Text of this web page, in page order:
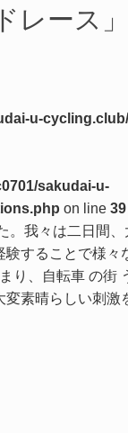
レース」
u-
sakudai-u-
on line 39
我々は二日間、
することで様々
り、自転車 の街
素晴らしい刺激